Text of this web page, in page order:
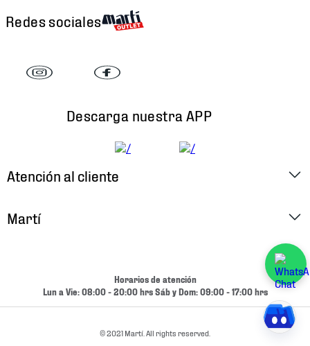
Redes sociales
Descarga nuestra APP
Atención al cliente
Cambios y Devoluciones
Martí
Términos y Condiciones
Horarios de atención
Lun a Vie: 08:00 - 20:00 hrs Sáb y Dom: 09:00 - 17:00 hrs
© 2021 Martí. All rights reserved.